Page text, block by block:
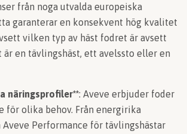
från noga utvalda europeiska
garanterar en konsekvent hög kvalitet
vilken typ av häst fodret är avsett
är en tävlingshäst, ett avelssto eller en
näringsprofiler**: Aveve erbjuder foder
för olika behov. Från energirika
Aveve Performance för tävlingshästar